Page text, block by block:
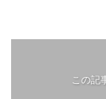
この記